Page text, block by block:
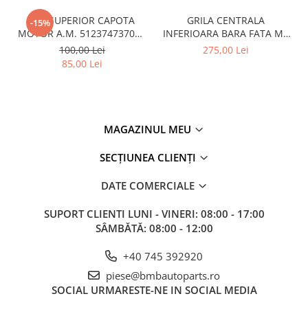
-15%
CUI SUPERIOR CAPOTA
MOTOR A.M. 51237473707 -
BMW SERIES 3 (G20/G21)
100,00 Lei
85,00 Lei
GRILA CENTRALA
INFERIOARA BARA FATA M -
MODEL CU ACC - O.E.
275,00 Lei
MAGAZINUL MEU
SECȚIUNEA CLIENȚI
DATE COMERCIALE
SUPORT CLIENTI LUNI - VINERI: 08:00 - 17:00
SÂMBĂTĂ: 08:00 - 12:00
+40 745 392920
piese@bmbautoparts.ro
SOCIAL URMARESTE-NE IN SOCIAL MEDIA